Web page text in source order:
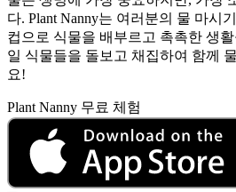
다. Plant Nanny는 여러분의 물 마시
컵으로 식물을 배부르고 촉촉한 생
일 식물들을 돌보고 채집하여 함께
요!
Plant Nanny 무료 체험